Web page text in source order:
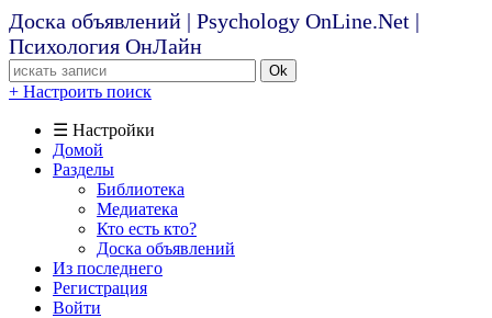
Доска объявлений | Psychology OnLine.Net |
Психология ОнЛайн
Ok
+ Настроить поиск
☰ Настройки
Домой
Разделы
Библиотека
Медиатека
Кто есть кто?
Доска объявлений
Из последнего
Регистрация
Войти